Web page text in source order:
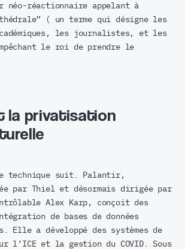
néo-réactionnaire appelant à
( un terme qui désigne les
les journalistes, et les
le roi de prendre le
la privatisation
technique suit. Palantir,
par Thiel et désormais dirigée par
Alex Karp, conçoit des
de bases de données
Elle a développé des systèmes de
l’ICE et la gestion du COVID. Sous